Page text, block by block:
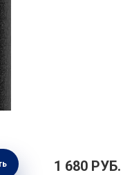
цвет черный,
750_black
1 680 РУБ.